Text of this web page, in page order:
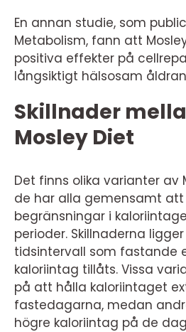
En annan studie, som
Metabolism, fann att
positiva effekter på
långsiktigt hälsosam
Skillnader
Mosley Diet
Det finns olika varianter av
de har alla gemensamt
begränsningar i
perioder. Skillnaderna
tidsintervall som fastande
kaloriintag tillåts. Vissa
på att hålla kaloriintaget
fastedagarna, medan
högre kaloriintag på de